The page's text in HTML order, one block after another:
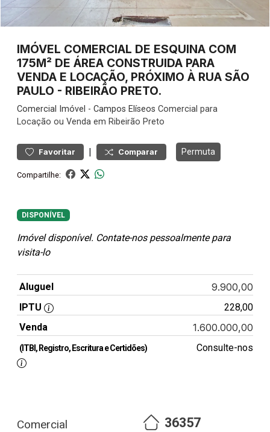
IMÓVEL COMERCIAL DE ESQUINA COM
175M² DE ÁREA CONSTRUIDA PARA
VENDA E LOCAÇÃO, PRÓXIMO À RUA SÃO
PAULO - RIBEIRÃO PRETO.
Comercial Imóvel - Campos Elíseos Comercial para
Locação ou Venda em Ribeirão Preto
Favoritar | Comparar Permuta
Compartilhe:
DISPONÍVEL
Imóvel disponível. Contate-nos pessoalmente para
visita-lo
Aluguel 9.900,00
IPTU
228,00
Venda
1.600.000,00
(ITBI, Registro, Escritura e Certidões) Consulte-nos
Comercial 36357